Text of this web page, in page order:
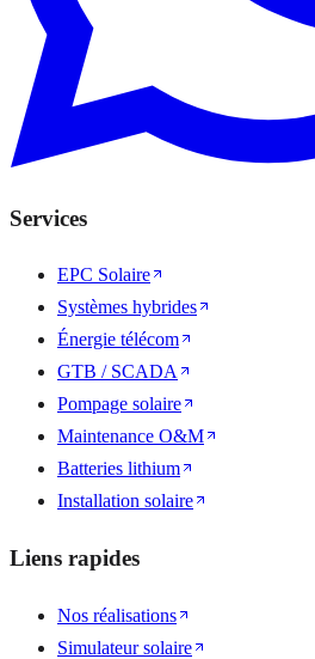
Services
EPC Solaire
Systèmes hybrides
Énergie télécom
GTB / SCADA
Pompage solaire
Maintenance O&M
Batteries lithium
Installation solaire
Liens rapides
Nos réalisations
Simulateur solaire